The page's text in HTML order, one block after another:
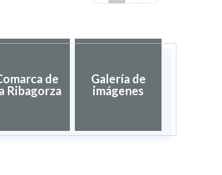
de
Ribagorza
Galería de
imágenes